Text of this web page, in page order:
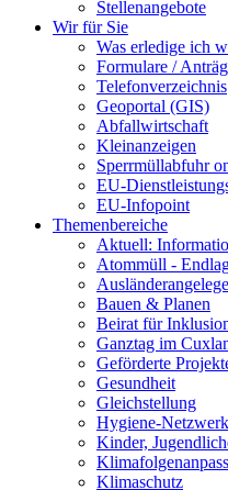
Stellenangebote
Wir für Sie
Was erledige ich
Formulare /
Telefonverzeichnis
Geoportal (GIS)
Abfallwirtschaft
Kleinanzeigen
Sperrmüllabfuhr
EU-
EU-Infopoint
Themenbereiche
Aktuell:
Atommüll -
Bauen & Planen
Beirat für
Ganztag im
Geförderte
Gesundheit
Gleichstellung
Hygiene-Netzwerk
Kinder,
Klimaschutz